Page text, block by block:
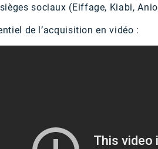
sociaux (Eiffage, Kiabi,
de l’acquisition en vidéo :